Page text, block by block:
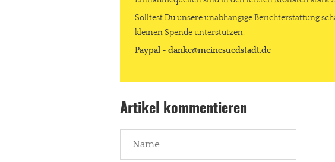
Paypal - danke@meinesuedstadt.de
Solltest Du unsere unabhängige Berichterstattung
kleinen Spende unterstützen.
Paypal - danke@meinesuedstadt.de
Artikel kommentieren